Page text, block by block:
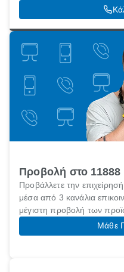
Προβολή στο
Προβάλλετε την
μέσα από 3 κανάλια
μέγιστη προβολή των
Μάθε